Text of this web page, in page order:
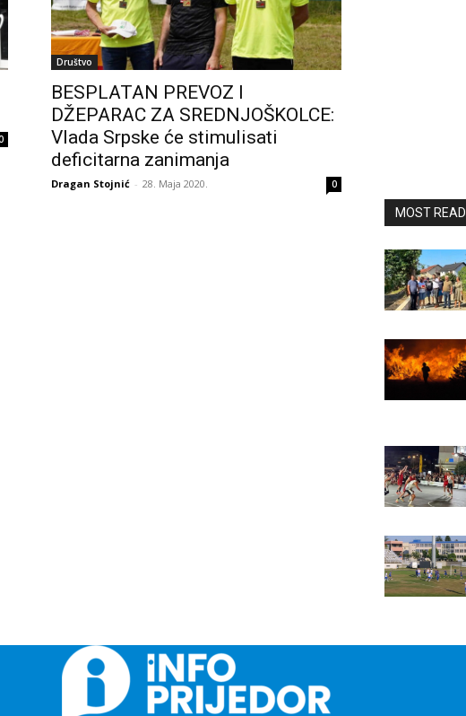
Društvo
BESPLATAN PREVOZ I
DŽEPARAC ZA SREDNJOŠKOLCE:
Vlada Srpske će stimulisati
deficitarna zanimanja
Dragan Stojnić - 28. Maja 2020. 0
MOST READ